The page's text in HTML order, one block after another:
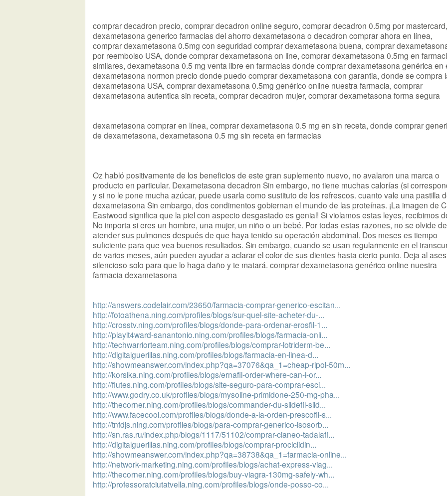
comprar decadron precio, comprar decadron online seguro, comprar decadron 0.5mg por mastercard,
dexametasona generico farmacias del ahorro dexametasona o decadron comprar ahora en línea,
comprar dexametasona 0.5mg con seguridad comprar dexametasona buena, comprar
por reembolso USA, donde comprar dexametasona on line, comprar dexametasona 0.5mg en
similares, dexametasona 0.5 mg venta libre en farmacias donde comprar dexametasona genérica en
dexametasona normon precio donde puedo comprar dexametasona con garantia, donde se compra
dexametasona USA, comprar dexametasona 0.5mg genérico online nuestra farmacia, comprar
dexametasona autentica sin receta, comprar decadron mujer, comprar dexametasona forma segura
dexametasona comprar en línea, comprar dexametasona 0.5 mg en sin receta, donde comprar
de dexametasona, dexametasona 0.5 mg sin receta en farmacias
Oz habló positivamente de los beneficios de este gran suplemento nuevo, no avalaron una marca o
producto en particular. Dexametasona decadron Sin embargo, no tiene muchas calorías (si
y si no le pone mucha azúcar, puede usarla como sustituto de los refrescos. cuanto vale una pastilla
dexametasona Sin embargo, dos condimentos gobiernan el mundo de las proteínas. ¡La imagen de
Eastwood significa que la piel con aspecto desgastado es genial! Si violamos estas leyes, recibimos
No importa si eres un hombre, una mujer, un niño o un bebé. Por todas estas razones, no se olvide de
atender sus pulmones después de que haya tenido su operación abdominal. Dos meses es tiempo
suficiente para que vea buenos resultados. Sin embargo, cuando se usan regularmente en el
de varios meses, aún pueden ayudar a aclarar el color de sus dientes hasta cierto punto. Deja al
silencioso solo para que lo haga daño y te matará. comprar dexametasona genérico online nuestra
farmacia dexametasona
http://answers.codelair.com/23650/farmacia-comprar-generico-escitan...
http://fotoathena.ning.com/profiles/blogs/sur-quel-site-acheter-du-...
http://crosstv.ning.com/profiles/blogs/donde-para-ordenar-erosfil-1...
http://playit4ward-sanantonio.ning.com/profiles/blogs/farmacia-onli...
http://techwarriorteam.ning.com/profiles/blogs/comprar-lotriderm-be...
http://digitalguerillas.ning.com/profiles/blogs/farmacia-en-linea-d...
http://showmeanswer.com/index.php?qa=37076&qa_1=cheap-ripol-50m...
http://korsika.ning.com/profiles/blogs/ernafil-order-where-can-i-or...
http://flutes.ning.com/profiles/blogs/site-seguro-para-comprar-esci...
http://www.godry.co.uk/profiles/blogs/mysoline-primidone-250-mg-pha...
http://thecorner.ning.com/profiles/blogs/commander-du-sildefil-sild...
http://www.facecool.com/profiles/blogs/donde-a-la-orden-prescofil-s...
http://tnfdjs.ning.com/profiles/blogs/para-comprar-generico-isosorb...
http://sn.ras.ru/index.php/blogs/1117/51102/comprar-cianeo-tadalafi...
http://digitalguerillas.ning.com/profiles/blogs/comprar-prociclidin...
http://showmeanswer.com/index.php?qa=38738&qa_1=farmacia-online...
http://network-marketing.ning.com/profiles/blogs/achat-express-viag...
http://thecorner.ning.com/profiles/blogs/buy-viagra-130mg-safely-wh...
http://professoratciutatvella.ning.com/profiles/blogs/onde-posso-co...